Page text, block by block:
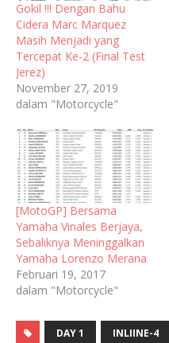
Gokil !!! Dengan Bahu
Cidera Marc Marquez
Masih Menjadi yang
Tercepat Ke-2 (Final Test
Jerez)
November 27, 2019
dalam "Motorcycle"
[MotoGP] Bersama
Yamaha Vinales Berjaya,
Sebaliknya Meninggalkan
Yamaha Lorenzo Merana
Februari 19, 2017
dalam "Motorcycle"
DAY 1 INLIINE-4